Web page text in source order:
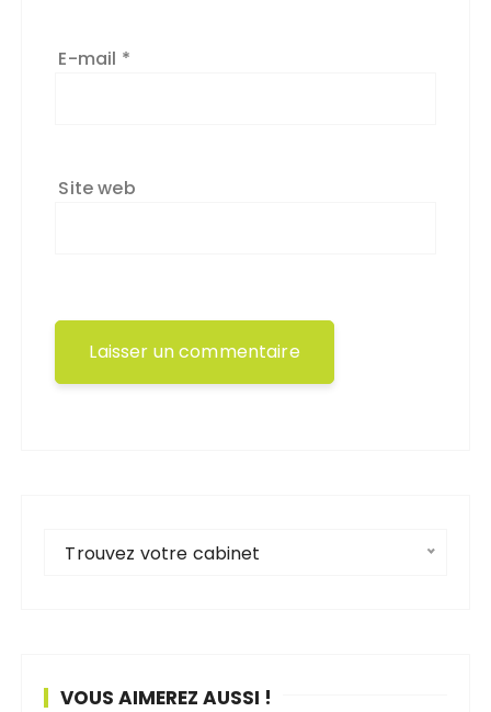
E-mail *
Site web
Trouvez votre cabinet
VOUS AIMEREZ AUSSI !